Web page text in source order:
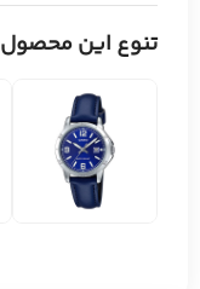
تنوع این محصول